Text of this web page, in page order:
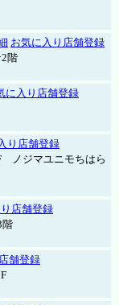
お気に入り店舗登録
階
に入り店舗登録
り店舗登録
ノジマユニモちはら
店舗登録
階
舗登録